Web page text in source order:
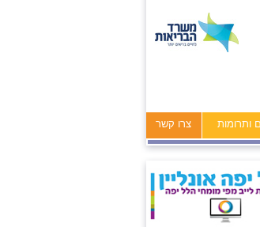
ותרומות צרו קשר